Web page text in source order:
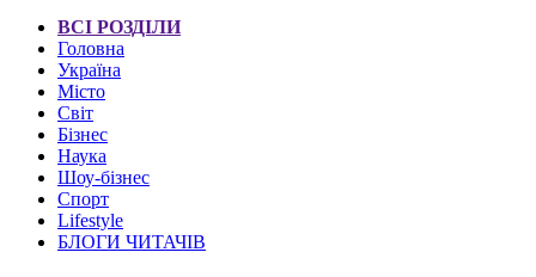
ВСІ РОЗДІЛИ
Головна
Україна
Місто
Світ
Бізнес
Наука
Шоу-бізнес
Спорт
Lifestyle
БЛОГИ ЧИТАЧІВ